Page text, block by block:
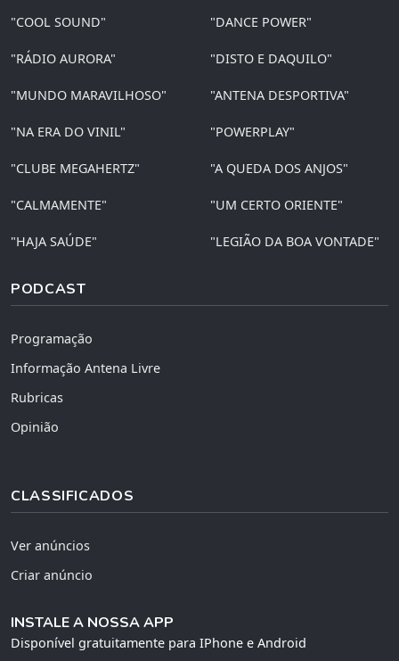
"COOL SOUND" "DANCE POWER"
"RÁDIO AURORA" "DISTO E DAQUILO"
"MUNDO MARAVILHOSO" "ANTENA DESPORTIVA"
"NA ERA DO VINIL" "POWERPLAY"
"CLUBE MEGAHERTZ" "A QUEDA DOS ANJOS"
"CALMAMENTE" "UM CERTO ORIENTE"
"HAJA SAÚDE" "LEGIÃO DA BOA VONTADE"
PODCAST
Programação
Informação Antena Livre
Rubricas
Opinião
CLASSIFICADOS
Ver anúncios
Criar anúncio
INSTALE A NOSSA APP
Disponível gratuitamente para IPhone e Android